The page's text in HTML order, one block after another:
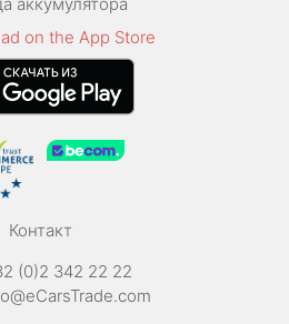
Контакт
(0)2 342 22 22